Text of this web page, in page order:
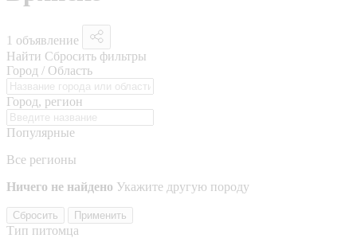
1 объявление
Найти Сбросить фильтры
Город / Область
Город, регион
Популярные
Все регионы
Ничего не найдено Укажите другую породу
Сбросить Применить
Тип питомца